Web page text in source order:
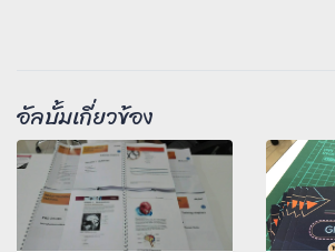
อัลบั้มเกี่ยวข้อง